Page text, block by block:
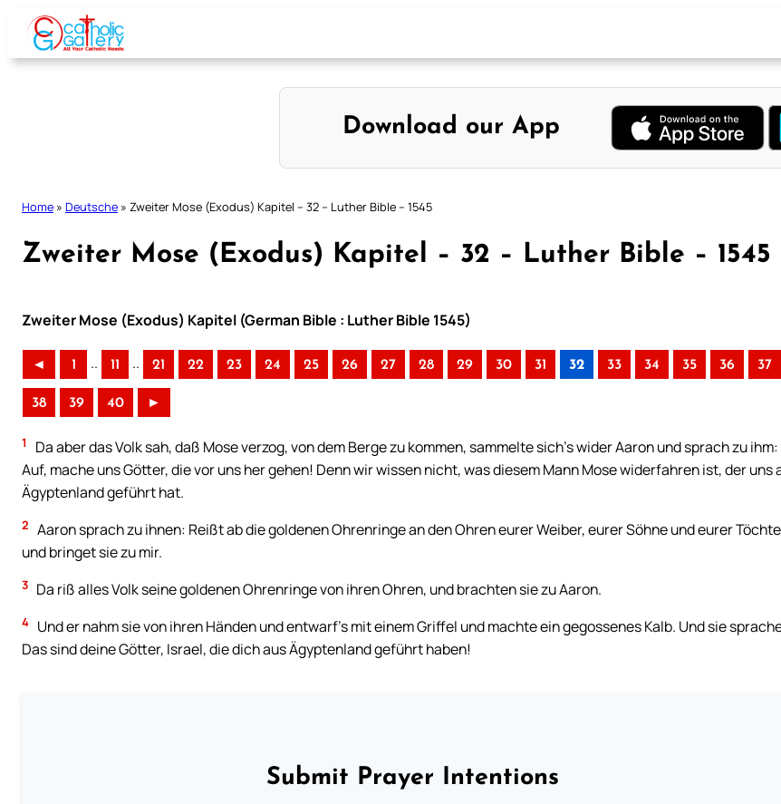
Skip
content
Download our App
Home » Deutsche » Zweiter Mose (Exodus) Kapitel – 32 – Luther Bible – 1545
Zweiter Mose (Exodus) Kapitel – 32 – Luther Bible – 1545
Zweiter Mose (Exodus) Kapitel (German Bible : Luther Bible 1545)
◄ 1 .. 11 .. 21 22 23 24 25 26 27 28 29 30 31 32 33 34 35 36 37
38 39 40 ►
1
Da aber das Volk sah, daß Mose verzog, von dem Berge zu kommen, sammelte sich’s wider Aaron und sprach zu ihm:
Auf, mache uns Götter, die vor uns her gehen! Denn wir wissen nicht, was diesem Mann Mose widerfahren ist, der uns
Ägyptenland geführt hat.
2 Aaron sprach zu ihnen: Reißt ab die goldenen Ohrenringe an den Ohren eurer Weiber, eurer Söhne und eurer
und bringet sie zu mir.
3 Da riß alles Volk seine goldenen Ohrenringe von ihren Ohren, und brachten sie zu Aaron.
4 Und er nahm sie von ihren Händen und entwarf’s mit einem Griffel und machte ein gegossenes Kalb. Und sie
Das sind deine Götter, Israel, die dich aus Ägyptenland geführt haben!
Submit Prayer Intentions